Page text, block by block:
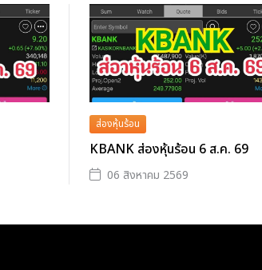
ส่องหุ้นร้อน
KBANK ส่องหุ้นร้อน 6 ส.ค. 69
06 สิงหาคม 2569